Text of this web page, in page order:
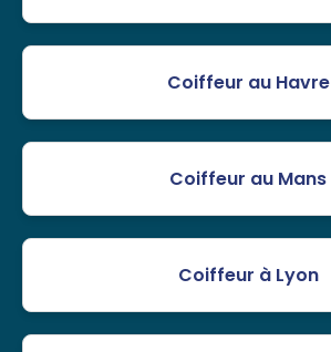
Coiffeur au Havre
Coiffeur au Mans
Coiffeur à Lyon